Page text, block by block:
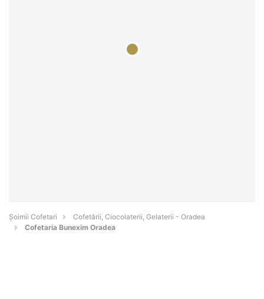
Șoimii Cofetari
Cofetării, Ciocolaterii, Gelaterii - Oradea
Cofetaria Bunexim Oradea